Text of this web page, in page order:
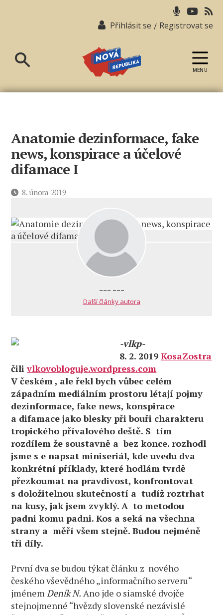
Přihlásit se / Registrovat se
republika
MENU
Anatomie dezinformace, fake
news, konspirace a účelové
difamace I
Datum8. února 2019
--- ---
Další články autora
-vlkp-
8. 2. 2019KosaZostra
čilivlkovobloguje.wordpress.com
V českém , ale řekl bych vůbec celém
západním mediálním prostoru létají pojmy
dezinformace, fake news, konspirace
a difamace jako blesky při bouři charakteru
tropického přívalového deště. S tím
rozdílem že soustavně a bez konce. rozhodl
jsme s e napsat miniseriál, kde uvedu dva
konkrétní příklady, které hodlám tvrdě
přezkoumat na pravdivost, konfrontovat
s doložitelnou skutečností a tudíž roztrhat
na kusy, jak jsem zvyklý. A to metodou
padni komu padni. Kos a seká na všechna
strany a měří všem stejně. Budou nejméně
tři díly.
První dva se budou týkat článku z nového
českého vševědného „informačního serveru“
jménem Deník N. Ano jde o siamské dvojče
stejnojmenné “hvězdy slovenské nezávislé